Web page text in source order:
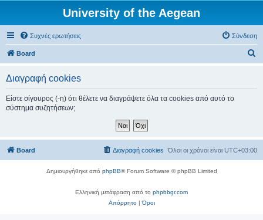
University of the Aegean
Συχνές ερωτήσεις Σύνδεση
Board
σ
Διαγραφή cookies
Είστε σίγουρος (-η) ότι θέλετε να διαγράψετε όλα τα cookies από αυτό το
σύστημα συζητήσεων;
Board Όλοι οι χρόνοι είναι UTC+03:00
Διαγραφή cookies
Δημιουργήθηκε από phpBB® Forum Software © phpBB Limited
Ελληνική μετάφραση από το phpbbgr.com
Απόρρητο|Όροι